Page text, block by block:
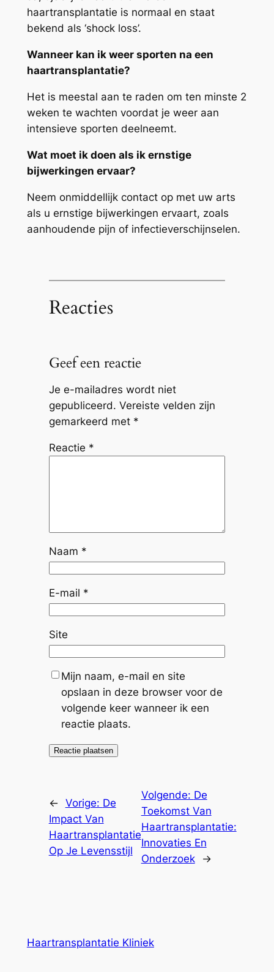
haartransplantatie is normaal en staat
bekend als ‘shock loss’.
Wanneer kan ik weer sporten na een
haartransplantatie?
Het is meestal aan te raden om ten minste 2
weken te wachten voordat je weer aan
intensieve sporten deelneemt.
Wat moet ik doen als ik ernstige
bijwerkingen ervaar?
Neem onmiddellijk contact op met uw arts
als u ernstige bijwerkingen ervaart, zoals
aanhoudende pijn of infectieverschijnselen.
Reacties
Geef een reactie
Je e-mailadres wordt niet
gepubliceerd. Vereiste velden zijn
gemarkeerd met *
Reactie *
Naam *
E-mail *
Site
Mijn naam, e-mail en site
opslaan in deze browser voor de
volgende keer wanneer ik een
reactie plaats.
← Vorige: De
Impact Van
Haartransplantatie
Op Je Levensstijl
Volgende: De
Toekomst Van
Haartransplantatie:
Innovaties En
Onderzoek
→
Haartransplantatie Kliniek